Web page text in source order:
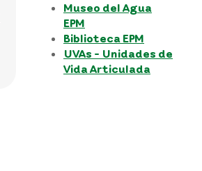
Museo del Agua
EPM
Biblioteca EPM
UVAs - Unidades de
Vida Articulada